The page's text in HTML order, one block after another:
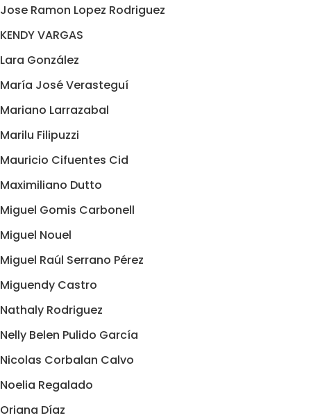
Jose Ramon Lopez Rodriguez
KENDY VARGAS
Lara González
María José Verasteguí
Mariano Larrazabal
Marilu Filipuzzi
Mauricio Cifuentes Cid
Maximiliano Dutto
Miguel Gomis Carbonell
Miguel Nouel
Miguel Raúl Serrano Pérez
Miguendy Castro
Nathaly Rodriguez
Nelly Belen Pulido García
Nicolas Corbalan Calvo
Noelia Regalado
Oriana Díaz